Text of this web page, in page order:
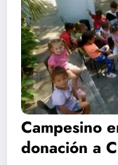
Campesino
donación a